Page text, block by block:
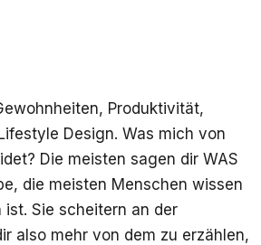
Produktivität,
Design. Was mich von
Die meisten sagen dir WAS
die meisten Menschen wissen
ist. Sie scheitern an der
also mehr von dem zu erzählen,